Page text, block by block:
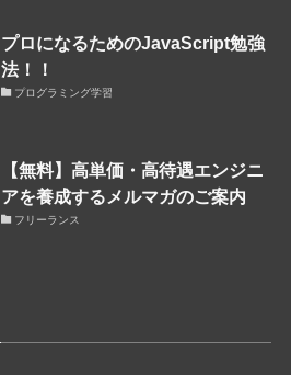
プロになるためのJavaScript勉強
法！！
プログラミング学習
【無料】高単価・高待遇エンジニ
アを養成するメルマガのご案内
フリーランス